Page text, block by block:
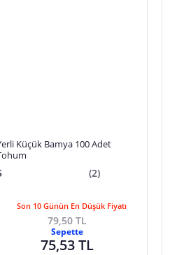
Küçük Bamya 100 Adet
(2)
Son 10 Günün En Düşük Fiyatı
79,50 TL
Sepette
75,53 TL